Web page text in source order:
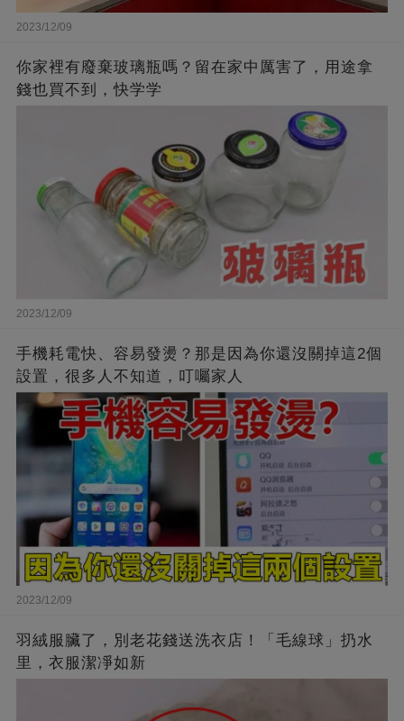
2023/12/09
你家裡有廢棄玻璃瓶嗎？留在家中厲害了，用途拿
錢也買不到，快学学
2023/12/09
手機耗電快、容易發燙？那是因為你還沒關掉這2個
設置，很多人不知道，叮囑家人
2023/12/09
羽絨服臟了，別老花錢送洗衣店！「毛線球」扔水
里，衣服潔凈如新